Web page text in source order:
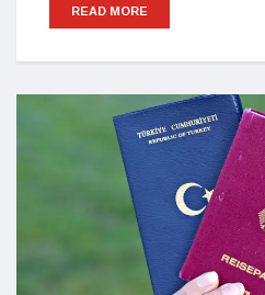
READ MORE